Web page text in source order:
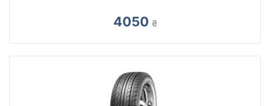
4050 ₴